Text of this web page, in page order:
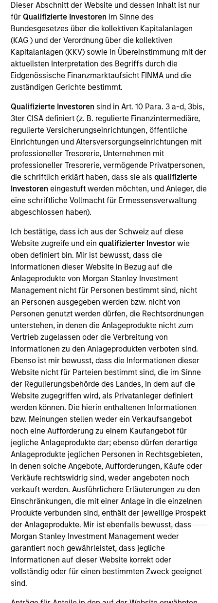
Dieser Abschnitt der Website und dessen Inhalt ist nur
für Qualifizierte Investoren im Sinne des
Bundesgesetzes über die kollektiven Kapitalanlagen
(KAG ) und der Verordnung über die kollektiven
Kapitalanlagen (KKV) sowie in Übereinstimmung mit der
aktuellsten Interpretation des Begriffs durch die
Eidgenössische Finanzmarktaufsicht FINMA und die
zuständigen Gerichte bestimmt.
Qualifizierte Investoren sind in Art. 10 Para. 3 a-d, 3bis,
3ter CISA definiert (z. B. regulierte Finanzintermediäre,
regulierte Versicherungseinrichtungen, öffentliche
Einrichtungen und Altersversorgungseinrichtungen mit
professioneller Tresorerie, Unternehmen mit
professioneller Tresorerie, vermögende Privatpersonen,
die schriftlich erklärt haben, dass sie alsqualifizierte
Investoren eingestuft werden möchten, und Anleger, die
eine schriftliche Vollmacht für Ermessensverwaltung
abgeschlossen haben).
Ich bestätige, dass ich aus der Schweiz auf diese
Website zugreife und ein qualifizierter Investor wie
oben definiert bin. Mir ist bewusst, dass die
Informationen dieser Website in Bezug auf die
Anlageprodukte von Morgan Stanley Investment
Management nicht für Personen bestimmt sind, nicht
an Personen ausgegeben werden bzw. nicht von
Personen genutzt werden dürfen, die Rechtsordnungen
unterstehen, in denen die Anlageprodukte nicht zum
Vertrieb zugelassen oder die Verbreitung von
Informationen zu den Anlageprodukten verboten sind.
Ebenso ist mir bewusst, dass die Informationen dieser
Website nicht für Parteien bestimmt sind, die im Sinne
der Regulierungsbehörde des Landes, in dem auf die
Website zugegriffen wird, als Privatanleger definiert
werden können. Die hierin enthaltenen Informationen
bzw. Meinungen stellen weder ein Verkaufsangebot
noch eine Aufforderung zu einem Kaufangebot für
jegliche Anlageprodukte dar; ebenso dürfen derartige
Anlageprodukte jeglichen Personen in Rechtsgebieten,
in denen solche Angebote, Aufforderungen, Käufe oder
Verkäufe rechtswidrig sind, weder angeboten noch
verkauft werden. Ausführlichere Erläuterungen zu den
Einschränkungen, die mit einer Anlage in die einzelnen
Produkte verbunden sind, enthält der jeweilige Prospekt
der Anlageprodukte. Mir ist ebenfalls bewusst, dass
Morgan Stanley Investment Management weder
garantiert noch gewährleistet, dass jegliche
Informationen auf dieser Website korrekt oder
vollständig oder für einen bestimmten Zweck geeignet
sind.
SECTOR
Technology
COUNTRY
United States
Invested on
Oct 1994
Transaction Type
First Institutional
Realization Date
Jan 1997
customer care software for the communications industry.
View Site
Investment Team
Morgan Stanley Expansion Capital
As of July 25, 2025. The above is provided for informational
and educational purposes only. There is no guarantee that
the investment mentioned resulted in positive performance
(for realized holdings), or will perform well in the future (for
current holdings). The trademarks and service marks above
are the property of their respective owners. The information
on this website has not been authorized, sponsored, or
otherwise approved by such owners. By clicking on any
links shown here, you agree that you are navigating to a
third party site. We are providing these hyperlinks to you
only as a convenience and the inclusion of any hyperlink is
not and does not imply any endorsement, approval,
investigation, verification or monitoring by us of any
information contained in any hyperlinked site. In no event
shall we be responsible for the information contained on
the site or your use of such site.